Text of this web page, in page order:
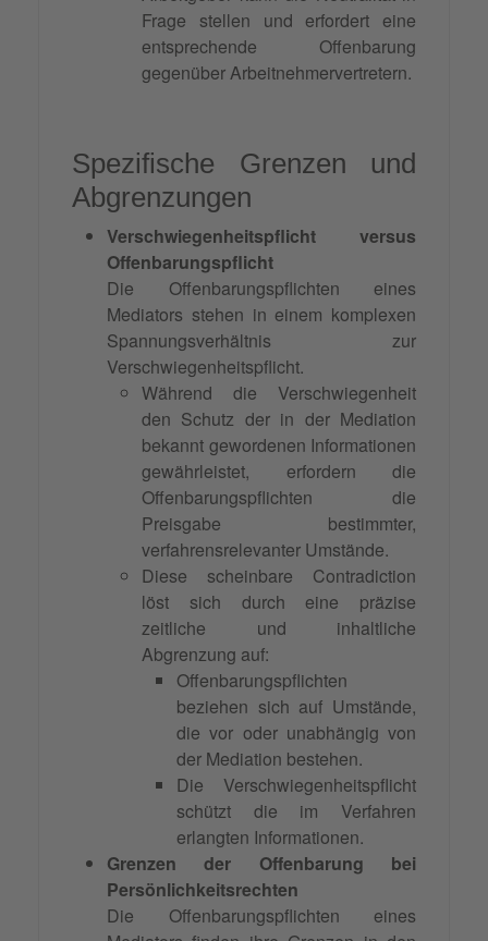
Frage stellen und erfordert eine
entsprechende Offenbarung
gegenüber Arbeitnehmervertretern.
Spezifische Grenzen und
Abgrenzungen
Verschwiegenheitspflicht versus
Offenbarungspflicht
Die Offenbarungspflichten eines
Mediators stehen in einem komplexen
Spannungsverhältnis zur
Verschwiegenheitspflicht.
Während die Verschwiegenheit
den Schutz der in der Mediation
bekannt gewordenen Informationen
gewährleistet, erfordern die
Offenbarungspflichten die
Preisgabe bestimmter,
verfahrensrelevanter Umstände.
Diese scheinbare Contradiction
löst sich durch eine präzise
zeitliche und inhaltliche
Abgrenzung auf:
Offenbarungspflichten
beziehen sich auf Umstände,
die vor oder unabhängig von
der Mediation bestehen.
Die Verschwiegenheitspflicht
schützt die im Verfahren
erlangten Informationen.
Grenzen der Offenbarung bei
Persönlichkeitsrechten
Die Offenbarungspflichten eines